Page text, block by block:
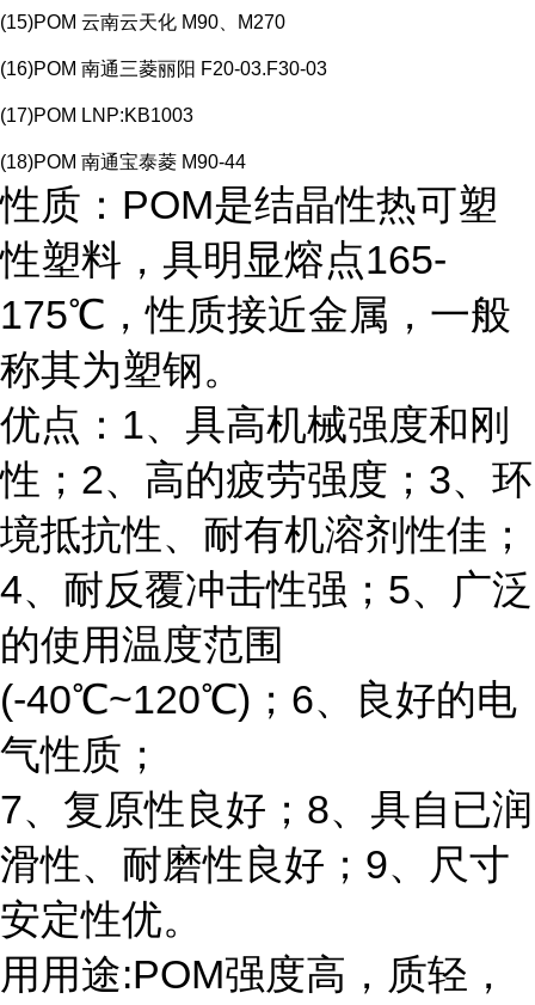
(15)POM 云南云天化 M90、M270
(16)POM 南通三菱丽阳 F20-03.F30-03
(17)POM LNP:KB1003
(18)POM 南通宝泰菱 M90-44
性质：POM是结晶性热可塑
性塑料，具明显熔点165-
175℃，性质接近金属，一般
称其为塑钢。
优点：1、具高机械强度和刚
性；2、高的疲劳强度；3、环
境抵抗性、耐有机溶剂性佳；
4、耐反覆冲击性强；5、广泛
的使用温度范围
(-40℃~120℃)；6、良好的电
气性质；
7、复原性良好；8、具自已润
滑性、耐磨性良好；9、尺寸
安定性优。
用用途:POM强度高，质轻，